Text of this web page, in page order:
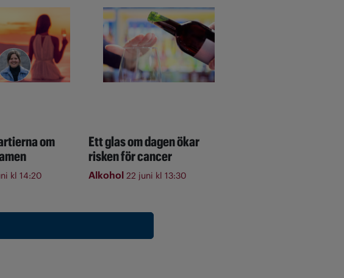
om
kl 14:20
Ett glas om dagen ökar
risken för cancer
Alkohol 22 juni kl 13:30